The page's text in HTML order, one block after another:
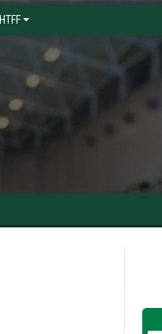
HTFF